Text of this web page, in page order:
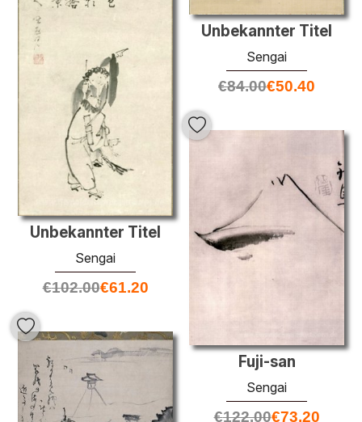
Unbekannter Titel
Sengai
€84.00€50.40
Unbekannter Titel
Sengai
€102.00€61.20
Fuji-san
Sengai
€122.00€73.20